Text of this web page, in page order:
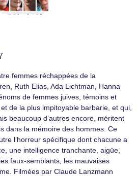
femmes réchappées de la
Ruth Elias, Ada Lichtman, Hanna
de femmes juives, témoins et
de la plus impitoyable barbarie, et qui,
beaucoup d’autres encore, méritent
dans la mémoire des hommes. Ce
l’horreur spécifique dont chacune a
une intelligence tranchante, aigüe,
faux-semblants, les mauvaises
Filmées par Claude Lanzmann